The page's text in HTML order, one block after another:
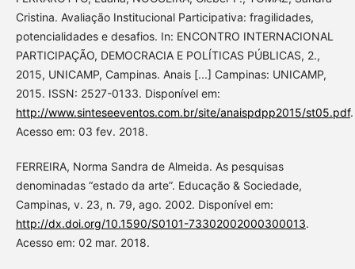
Cristina. Avaliação Institucional Participativa: fragilidades,
potencialidades e desafios. In: ENCONTRO INTERNACIONAL
PARTICIPAÇÃO, DEMOCRACIA E POLÍTICAS PÚBLICAS, 2.,
2015, UNICAMP, Campinas. Anais [...] Campinas: UNICAMP,
2015. ISSN: 2527-0133. Disponível em:
http://www.sinteseeventos.com.br/site/anaispdpp2015/st05.pdf.
Acesso em: 03 fev. 2018.
FERREIRA, Norma Sandra de Almeida. As pesquisas
denominadas “estado da arte”. Educação & Sociedade,
Campinas, v. 23, n. 79, ago. 2002. Disponível em:
http://dx.doi.org/10.1590/S0101-73302002000300013.
Acesso em: 02 mar. 2018.